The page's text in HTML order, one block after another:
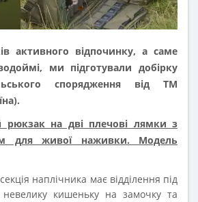
активного відпочинку, а саме
ми підготували добірку
спорядження від ТМ
на дві плечові лямки з
для живої наживки. Модель
наплічника має відділення під
кишеньку на замочку та